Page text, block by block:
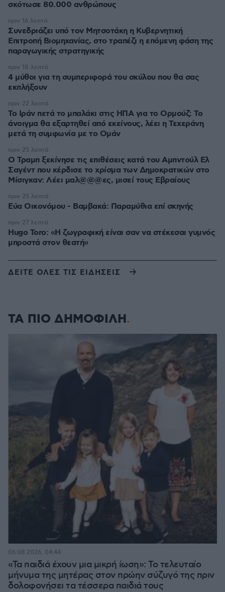
σκότωσε 80.000 ανθρώπους
Συνεδριάζει υπό τον Μητσοτάκη η Κυβερνητική
Επιτροπή Βιομηχανίας, στο τραπέζι η επόμενη φάση της
παραγωγικής στρατηγικής
πριν 16 λεπτά
4 μύθοι για τη συμπεριφορά του σκύλου που θα σας
εκπλήξουν
πριν 18 λεπτά
Το Ιράν πετά το μπαλάκι στις ΗΠΑ για το Ορμούζ: Το
άνοιγμα θα εξαρτηθεί από εκείνους, λέει η Τεχεράνη
μετά τη συμφωνία με το Ομάν
πριν 22 λεπτά
O Τραμπ ξεκίνησε τις επιθέσεις κατά του Αμπντούλ Ελ
Σαγέντ που κέρδισε το χρίσμα των Δημοκρατικών στο
Μίσιγκαν: Λέει μαλ@@@ες, μισεί τους Εβραίους
πριν 25 λεπτά
Εύα Οικονόμου - Βαμβακά: Παραμύθια επί σκηνής
πριν 25 λεπτά
Hugo Toro: «Η ζωγραφική είναι σαν να στέκεσαι γυμνός
μπροστά στον θεατή»
πριν 27 λεπτά
ΔΕΙΤΕ ΟΛΕΣ ΤΙΣ ΕΙΔΗΣΕΙΣ
ΤΑ ΠΙΟ ΔΗΜΟΦΙΛΗ
«Τα παιδιά έχουν μια μικρή ίωση»: Το τελευταίο
μήνυμα της μητέρας στον πρώην σύζυγό της πριν
δολοφονήσει τα τέσσερα παιδιά τους
06.08.2026, 04:44